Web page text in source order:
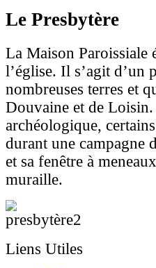
Le Presbytère
La Maison Paroissiale
l’église. Il s’agit d’un
nombreuses terres et
Douvaine et de
archéologique,
durant une campagne
et sa fenêtre à
muraille.
Liens Utiles